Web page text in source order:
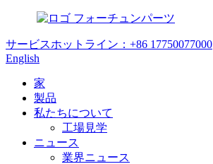
フォーチュンパーツ
サービスホットライン： +86 17750077000
English
家
製品
私たちについて
工場見学
ニュース
業界ニュース